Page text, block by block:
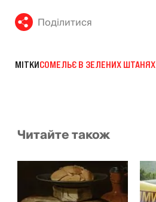
Поділитися
МІТКИСОМЕЛЬЄ В ЗЕЛЕНИХ ШТАНЯХ
Читайте також